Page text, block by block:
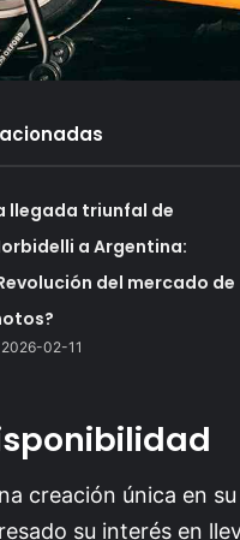
llegada triunfal de
a Argentina:
del mercado de
2026-02-11
creación única en
su interés en